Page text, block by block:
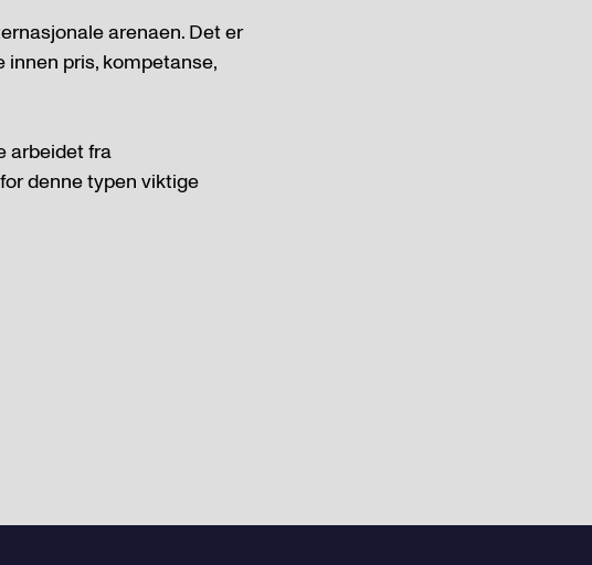
arenaen. Det er
pris, kompetanse,
arbeidet fra
denne typen viktige